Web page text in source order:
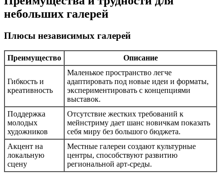
небольших галерей
Плюсы независимых галерей
Преимущество Описание
Гибкость и
креативность
Маленькое пространство легче
адаптировать под новые идеи и форматы,
экспериментировать с концепциями
выставок.
Поддержка
молодых
художников
Отсутствие жестких требований к
мейнстриму дает шанс новичкам показать
себя миру без большого бюджета.
Акцент на
локальную
сцену
Местные галереи создают культурные
центры, способствуют развитию
региональной арт-среды.